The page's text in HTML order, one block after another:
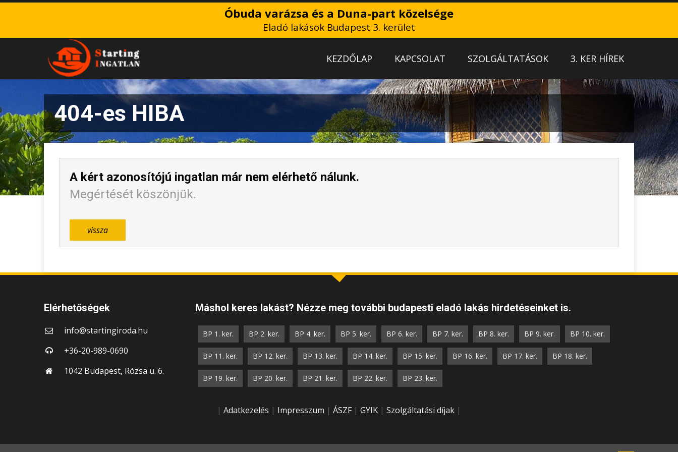
Óbuda varázsa és a Duna-part közelsége
Eladó lakások Budapest 3. kerület
KEZDŐLAP KAPCSOLAT SZOLGÁLTATÁSOK 3. KER HÍREK
404-es HIBA
A kért azonosítójú ingatlan már nem elérhető nálunk.
Megértését köszönjük.
vissza
Elérhetőségek
info@startingiroda.hu
+36-20-989-0690
1042 Budapest, Rózsa u. 6.
Máshol keres lakást? Nézze meg további budapesti eladó lakás hirdetéseinket is.
BP 1. ker. BP 2. ker. BP 4. ker. BP 5. ker. BP 6. ker. BP 7. ker. BP 8. ker. BP 9. ker. BP 10. ker.
BP 11. ker. BP 12. ker. BP 13. ker. BP 14. ker. BP 15. ker. BP 16. ker. BP 17. ker. BP 18. ker.
BP 19. ker. BP 20. ker. BP 21. ker. BP 22. ker. BP 23. ker.
| Adatkezelés | Impresszum | ÁSZF | GYIK | Szolgáltatási díjak |